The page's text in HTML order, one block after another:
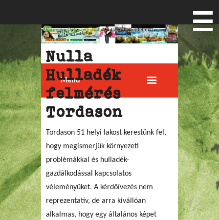
Menu
Jelenlegi hely
Főoldal»Önkormányzat» Nulla Hulladék felmérés
Tordason
Nulla
Hulladék
felmérés
Tordason
Tordason 51 helyi lakost kerestünk fel,
hogy megismerjük környezeti
problémákkal és hulladék-
gazdálkodással kapcsolatos
véleményüket. A kérdőívezés nem
reprezentatív, de arra kivállóan
alkalmas, hogy egy általános képet